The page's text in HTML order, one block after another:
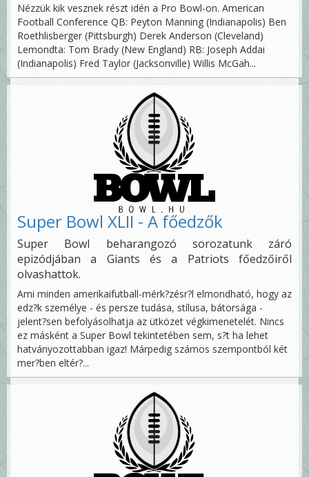
Nézzük kik vesznek részt idén a Pro Bowl-on. American
Football Conference QB: Peyton Manning (Indianapolis) Ben
Roethlisberger (Pittsburgh) Derek Anderson (Cleveland)
Lemondta: Tom Brady (New England) RB: Joseph Addai
(Indianapolis) Fred Taylor (Jacksonville) Willis McGah...
Super Bowl XLII - A főedzők
Super Bowl beharangozó sorozatunk záró
epizódjában a Giants és a Patriots főedzőiről
olvashattok.
Ami minden amerikaifutball-mérk?zésr?l elmondható, hogy az
edz?k személye - és persze tudása, stílusa, bátorsága -
jelent?sen befolyásolhatja az ütközet végkimenetelét. Nincs
ez másként a Super Bowl tekintetében sem, s?t ha lehet
hatványozottabban igaz! Márpedig számos szempontból két
mer?ben eltér?...